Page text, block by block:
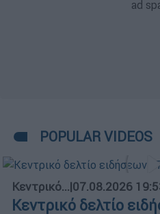
POPULAR VIDEOS
Κεντρικό...|07.08.2026
Κεντρικό δελτίο